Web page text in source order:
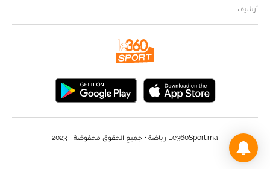
أرشيف
Le360Sport.ma رياضة • جميع الحقوق محفوضة - 2023